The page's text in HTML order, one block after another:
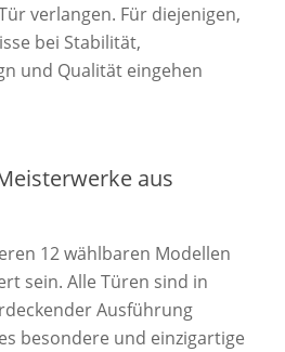
verlangen. Für diejenigen,
bei Stabilität,
und Qualität eingehen
aus
12 wählbaren Modellen
sein. Alle Türen sind in
Ausführung
besondere und einzigartige